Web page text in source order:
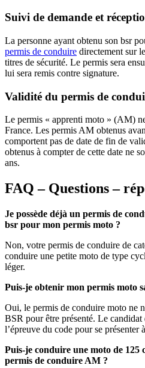
Suivi de demande et
La personne ayant obtenu son bsr
permis de conduire directement sur
titres de sécurité. Le permis sera
lui sera remis contre signature.
Validité du permis de
Le permis « apprenti moto » (AM)
France. Les permis AM obtenus
comportent pas de date de fin de
obtenus à compter de cette date ne
ans.
FAQ – Questions –
Je possède déjà un permis de
bsr pour mon permis moto ?
Non, votre permis de conduire de
conduire une petite moto de type
léger.
Puis-je obtenir mon permis moto
Oui, le permis de conduire moto ne
BSR pour être présenté. Le candidat
l’épreuve du code pour se présenter
Puis-je conduire une moto de 125
permis de conduire AM ?